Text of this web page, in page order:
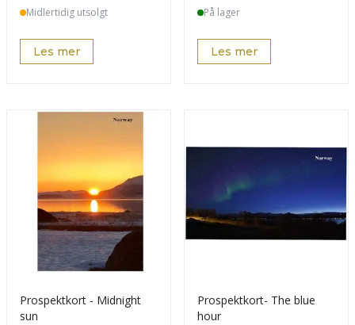
Midlertidig utsolgt
Les mer
På lager
Les mer
Prospektkort - Midnight
sun
Prospektkort- The blue
hour